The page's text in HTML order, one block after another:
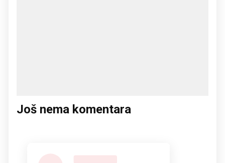
Još nema komentara